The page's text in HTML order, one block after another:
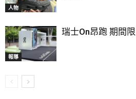
人物
報導
瑞士On昂跑 期間